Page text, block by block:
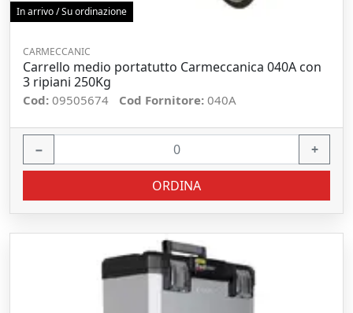
In arrivo / Su ordinazione
CARMECCANIC
Carrello medio portatutto Carmeccanica 040A con
3 ripiani 250Kg
Cod: 09505674 Cod Fornitore: 040A
− +
ORDINA